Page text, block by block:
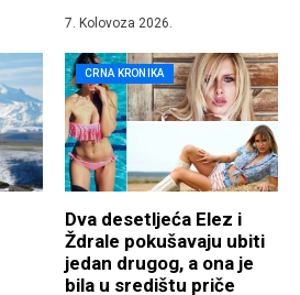
7. Kolovoza 2026.
CRNA KRONIKA
Dva desetljeća Elez i
Ždrale pokušavaju ubiti
jedan drugog, a ona je
bila u središtu priče